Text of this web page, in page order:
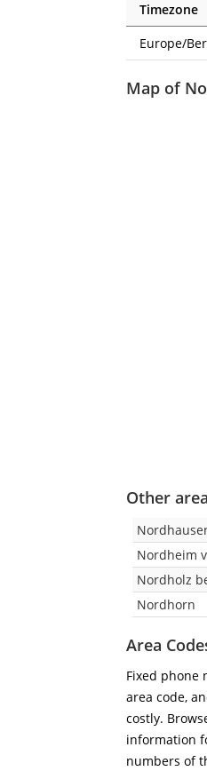
Timezone
Europe/
Map of
Other
Nordheim
Nordholz
Nordhorn
Area
Fixed phone
area code,
costly.
information
numbers of